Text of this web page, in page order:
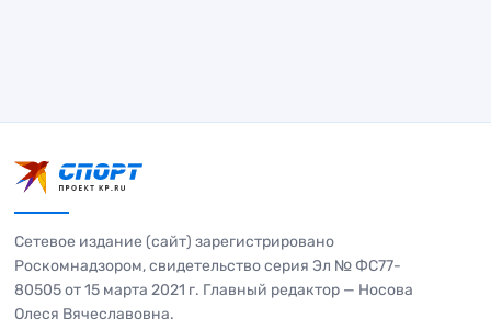
Сетевое издание (сайт) зарегистрировано
Роскомнадзором, свидетельство серия Эл № ФС77-
80505 от 15 марта 2021 г. Главный редактор — Носова
Олеся Вячеславовна.